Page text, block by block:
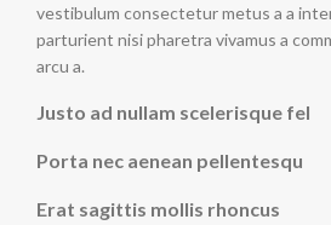
vestibulum consectetur metus a a
parturient nisi pharetra vivamus a
arcu a.
Justo ad nullam scelerisque fel
Porta nec aenean pellentesqu
Erat sagittis mollis rhoncus